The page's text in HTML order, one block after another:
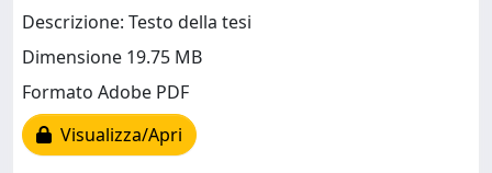
Descrizione: Testo della tesi
Dimensione 19.75 MB
Formato Adobe PDF
Visualizza/Apri